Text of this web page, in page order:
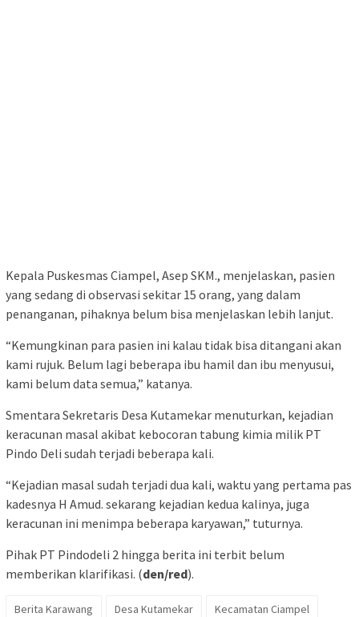
Kepala Puskesmas Ciampel, Asep SKM., menjelaskan, pasien
yang sedang di observasi sekitar 15 orang, yang dalam
penanganan, pihaknya belum bisa menjelaskan lebih lanjut.
“Kemungkinan para pasien ini kalau tidak bisa ditangani akan
kami rujuk. Belum lagi beberapa ibu hamil dan ibu menyusui,
kami belum data semua,” katanya.
Smentara Sekretaris Desa Kutamekar menuturkan, kejadian
keracunan masal akibat kebocoran tabung kimia milik PT
Pindo Deli sudah terjadi beberapa kali.
“Kejadian masal sudah terjadi dua kali, waktu yang pertama pas
kadesnya H Amud. sekarang kejadian kedua kalinya, juga
keracunan ini menimpa beberapa karyawan,” tuturnya.
Pihak PT Pindodeli 2 hingga berita ini terbit belum
memberikan klarifikasi. (den/red).
Berita Karawang Desa Kutamekar
Kecamatan Ciampel